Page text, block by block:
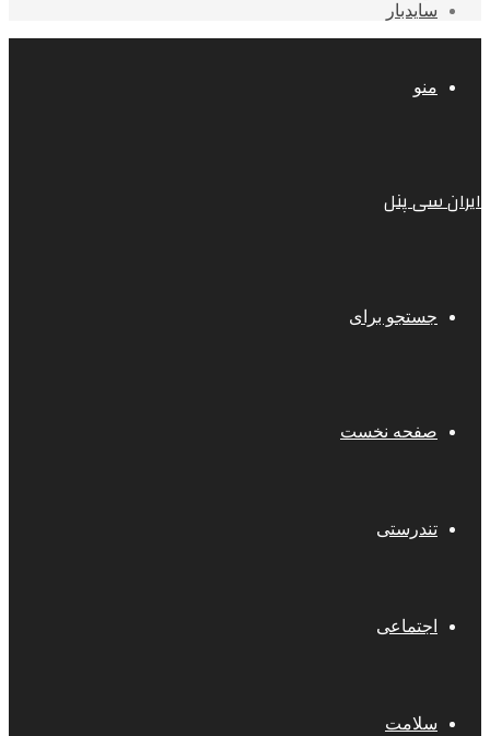
سایدبار
منو
ایران سی پنل
جستجو برای
صفحه نخست
تندرستی
اجتماعی
سلامت